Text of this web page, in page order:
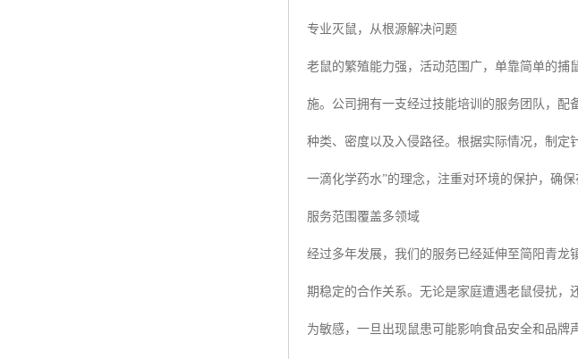
专业灭鼠，从根源解决问题
老鼠的繁殖能力强，活动范围广，单靠简单的
施。公司拥有一支经过技能培训的服务团队，
种类、密度以及入侵路径。根据实际情况，制定
一滴化学药水”的理念，注重对环境的保护，确
服务范围覆盖多领域
经过多年发展，我们的服务已经延伸至简阳青
期稳定的合作关系。无论是家庭遭遇老鼠侵扰
为敏感，一旦出现鼠患可能影响食品安全和品